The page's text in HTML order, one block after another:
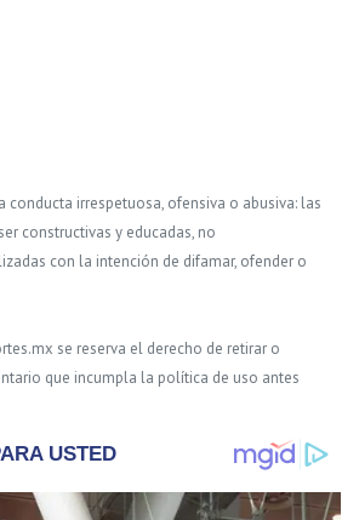
conducta irrespetuosa, ofensiva o abusiva: las
constructivas y educadas, no
con la intención de difamar, ofender o
se reserva el derecho de retirar o
que incumpla la política de uso antes